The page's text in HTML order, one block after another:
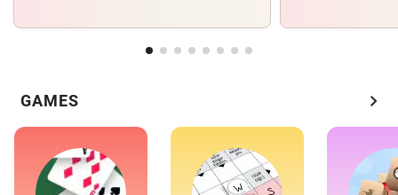
GAMES chevron_right